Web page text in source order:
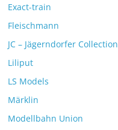
Exact-train
Fleischmann
JC – Jägerndorfer Collection
Liliput
LS Models
Märklin
Modellbahn Union